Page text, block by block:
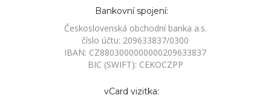
Bankovní spojení:
Československá obchodní banka a.s.
číslo účtu: 209633837/0300
IBAN: CZ8803000000000209633837
BIC (SWIFT): CEKOCZPP
vCard vizitka: